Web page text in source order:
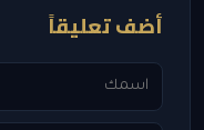
أضف تعليقاً